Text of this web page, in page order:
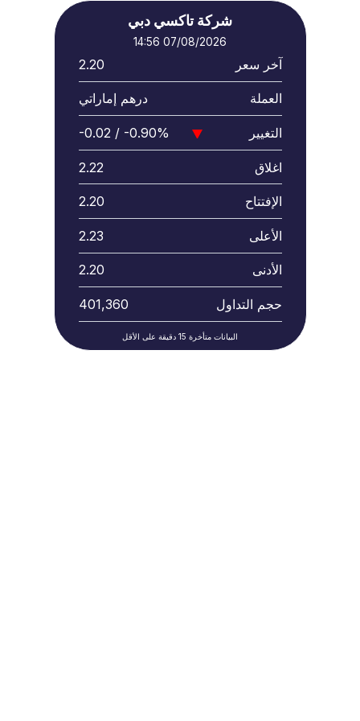
شركة تاكسي دبي
07/08/2026 14:56
آخر سعر 2.20
العملة درهم إماراتي
التغيير -0.02 / -0.90%
اغلاق 2.22
الإفتتاح 2.20
الأعلى 2.23
الأدنى 2.20
حجم التداول 401,360
البيانات متأخرة 15 دقيقة على الأقل